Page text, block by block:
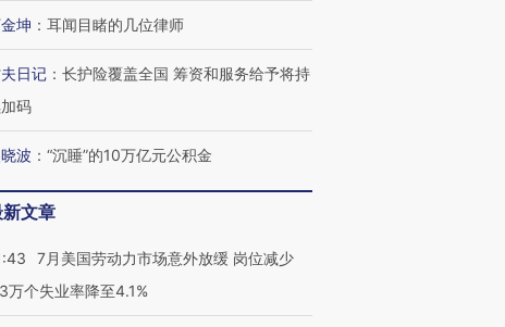
进第四届链博
科技“链”接产
有意思的生活方式·第三对
住三大增长引擎是什么？
坤 ： 耳闻目睹的几位律师
日记 ： 长护险覆盖全国 筹资和服务给予将持
码
波 ： “沉睡”的10万亿元公积金
文章
7月美国劳动力市场意外放缓 岗位减少
万个失业率降至4.1%